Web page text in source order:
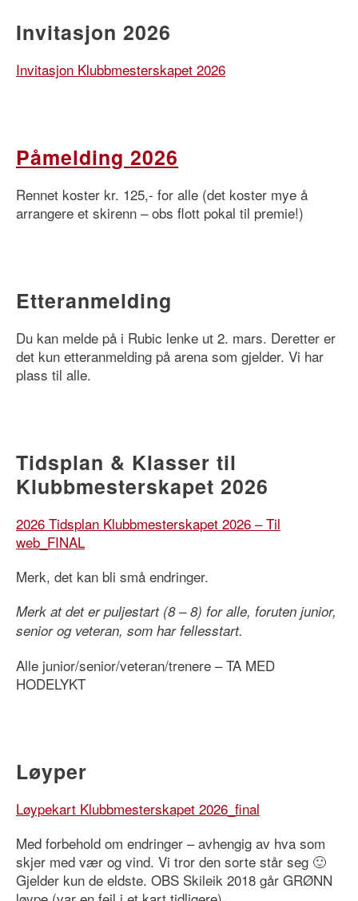
Invitasjon 2026
Invitasjon Klubbmesterskapet 2026
Påmelding 2026
Rennet koster kr. 125,- for alle (det koster mye å
arrangere et skirenn – obs flott pokal til premie!)
Etteranmelding
Du kan melde på i Rubic lenke ut 2. mars. Deretter er
det kun etteranmelding på arena som gjelder. Vi har
plass til alle.
Tidsplan & Klasser til
Klubbmesterskapet 2026
2026 Tidsplan Klubbmesterskapet 2026 – Til
web_FINAL
Merk, det kan bli små endringer.
Merk at det er puljestart (8 – 8) for alle, foruten junior,
senior og veteran, som har fellesstart.
Alle junior/senior/veteran/trenere – TA MED
HODELYKT
Løyper
Løypekart Klubbmesterskapet 2026_final
Med forbehold om endringer – avhengig av hva som
skjer med vær og vind. Vi tror den sorte står seg 🙂
Gjelder kun de eldste. OBS Skileik 2018 går GRØNN